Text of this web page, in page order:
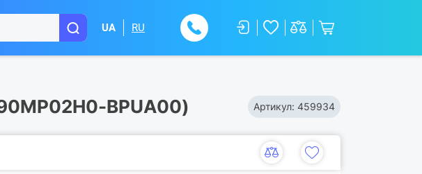
UA RU
BPUA00) Артикул: 459934